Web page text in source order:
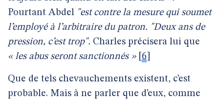
Pourtant Abdel "est contre la mesure qui soumet
l’employé à l’arbitraire du patron. "Deux ans de
pression, c’est trop". Charles précisera lui que
« les abus seront sanctionnés »[ 6
Que de tels chevauchements existent, c’est
probable. Mais à ne parler que d’eux, comme